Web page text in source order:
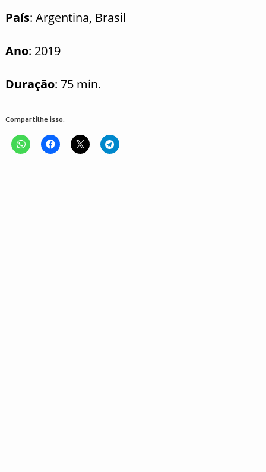
País: Argentina, Brasil
Ano: 2019
Duração: 75 min.
Compartilhe isso: